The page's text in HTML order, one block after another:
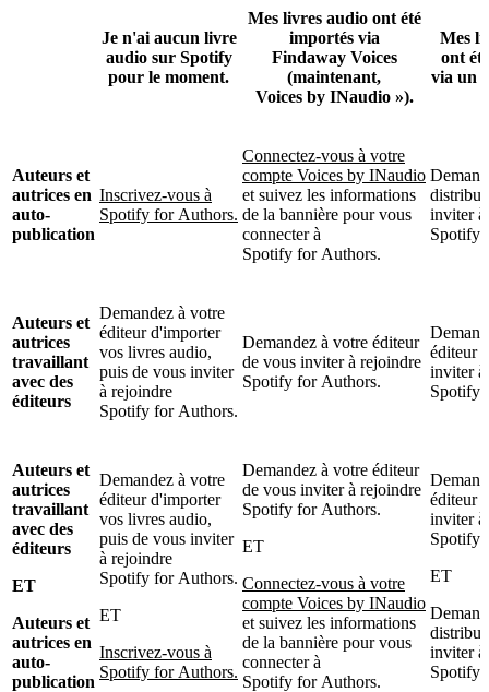
Je n'ai aucun livre
audio sur Spotify
pour le moment.
Mes livres audio ont été
importés via
Findaway Voices
(maintenant,
Voices by INaudio »).
Mes
ont
via un
Auteurs et
autrices en
auto-
publication
Inscrivez-vous à
Spotify for Authors.
Connectez-vous à votre
compte Voices by INaudio
et suivez les informations
de la bannière pour vous
connecter à
Spotify for Authors.
inviter
Spotify
Auteurs et
autrices
travaillant
avec des
éditeurs
Demandez à votre
éditeur d'importer
vos livres audio,
puis de vous inviter
à rejoindre
Spotify for Authors.
Demandez à votre éditeur
de vous inviter à rejoindre
Spotify for Authors.
éditeur
inviter
Spotify
Auteurs et
autrices
travaillant
avec des
éditeurs
ET
Auteurs et
autrices en
auto-
publication
Demandez à votre
éditeur d'importer
vos livres audio,
puis de vous inviter
à rejoindre
Spotify for Authors.
ET
Inscrivez-vous à
Spotify for Authors.
Demandez à votre éditeur
de vous inviter à rejoindre
Spotify for Authors.
ET
Connectez-vous à votre
compte Voices by INaudio
et suivez les informations
de la bannière pour vous
connecter à
Spotify for Authors.
éditeur
inviter
Spotify
ET
inviter
Spotify